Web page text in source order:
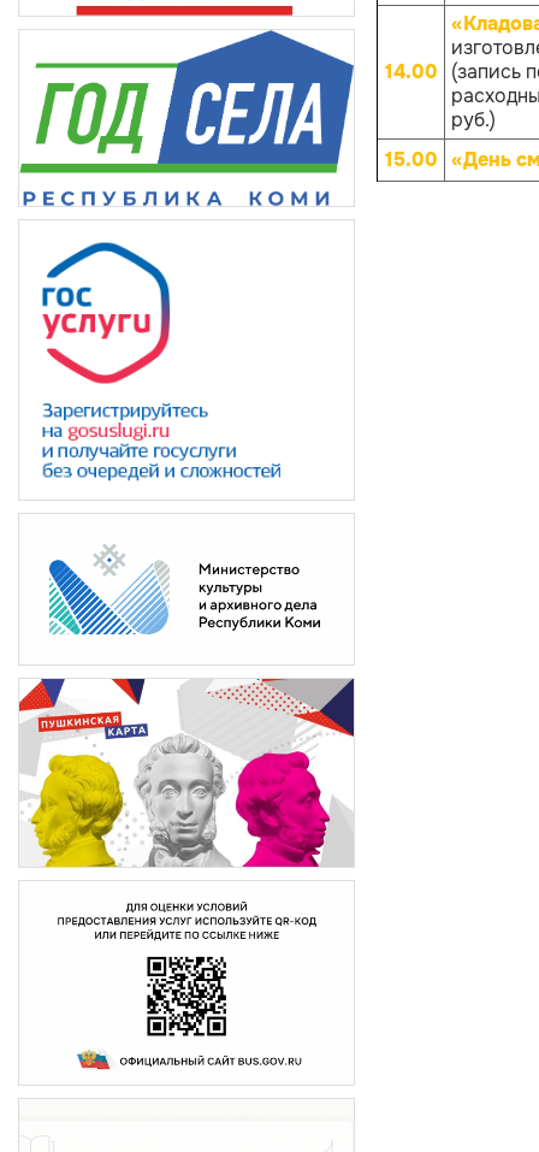
14.00
(запись
руб.)
15.00 «День